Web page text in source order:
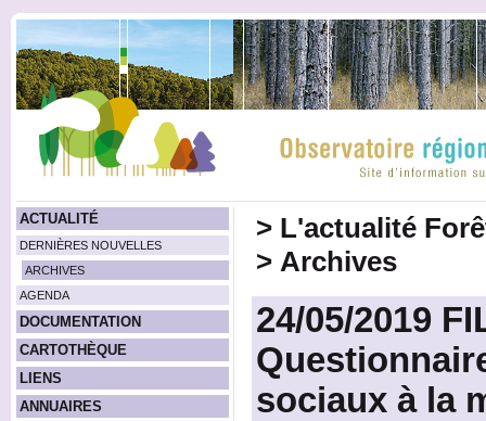
ACTUALITÉ
DERNIÈRES NOUVELLES
ARCHIVES
AGENDA
DOCUMENTATION
CARTOTHÈQUE
LIENS
ANNUAIRES
> L'actualité
> Archives
24/05/2019
sociaux à la